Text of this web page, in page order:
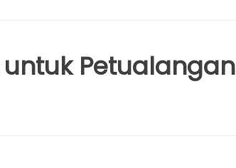
Petualangan